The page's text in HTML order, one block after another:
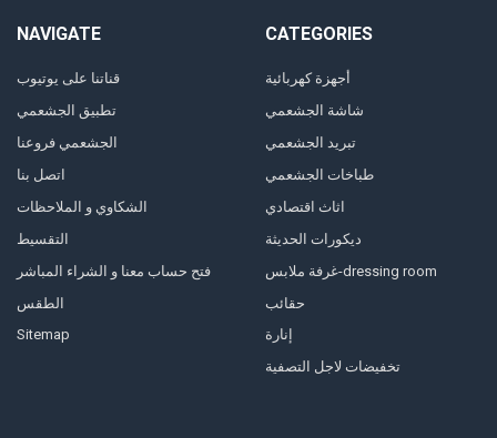
NAVIGATE
قناتنا على يوتيوب
تطبيق الجشعمي
الجشعمي فروعنا
اتصل بنا
الشكاوي و الملاحظات
التقسيط
فتح حساب معنا و الشراء المباشر
الطقس
Sitemap
CATEGORIES
أجهزة كهربائية
شاشة الجشعمي
تبريد الجشعمي
طباخات الجشعمي
اثاث اقتصادي
ديكورات الحديثة
غرفة ملابس-dressing room
حقائب
إنارة
تخفيضات لاجل التصفية